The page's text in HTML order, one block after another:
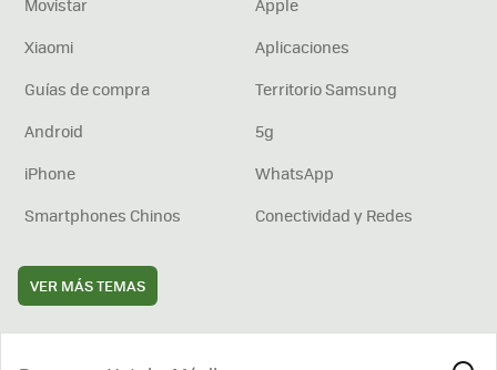
Movistar
Apple
Xiaomi
Aplicaciones
Guías de compra
Territorio Samsung
Android
5g
iPhone
WhatsApp
Smartphones Chinos
Conectividad y Redes
VER MÁS TEMAS